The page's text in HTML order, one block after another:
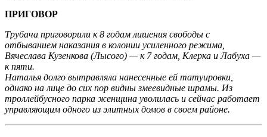
ПРИГОВОР
Трубача приговорили к 8 годам лишения свободы с
отбыванием наказания в колонии усиленного режима,
Вячеслава Кузенкова (Лысого) — к 7 годам, Клерка и Лабуха —
к пяти.
Наталья долго вытравляла нанесенные ей татуировки,
однако на лице до сих пор видны змеевидные шрамы. Из
троллейбусного парка женщина уволилась и сейчас работает
управляющим одного из элитных домов в своем районе.